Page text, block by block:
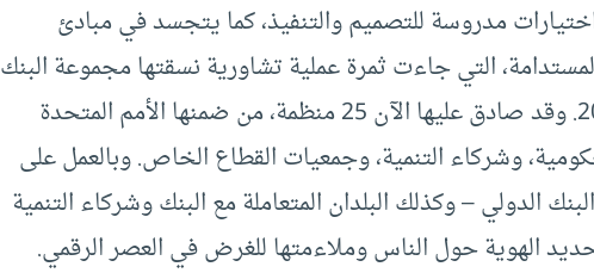
مدروسة للتصميم والتنفيذ، كما يتجسد في مبادئ
التي جاءت ثمرة عملية تشاورية نسقتها مجموعة البنك
الدولي ومركز التنمية العالمية سنة 2017. وقد صادق عليها الآن 25 منظمة، من ضمنها الأمم المتحدة
وشركاء التنمية، وجمعيات القطاع الخاص. وبالعمل على
الدولي – وكذلك البلدان المتعاملة مع البنك وشركاء التنمية
الهوية حول الناس وملاءمتها للغرض في العصر الرقمي.